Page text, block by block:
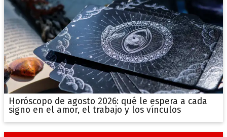
Horóscopo de agosto 2026: qué le espera a cada
signo en el amor, el trabajo y los vínculos